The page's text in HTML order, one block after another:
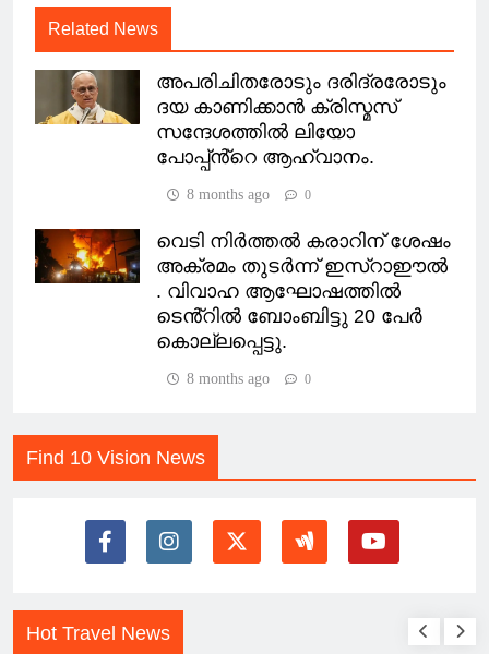
Related News
അപരിചിതരോടും ദരിദ്രരോടും
ദയ കാണിക്കാൻ ക്രിസ്മസ്
സന്ദേശത്തിൽ ലിയോ
പോപ്പ്ൻ്റെ ആഹ്വാനം.
8 months ago 0
വെടി നിർത്തൽ കരാറിന് ശേഷം
അക്രമം തുടർന്ന് ഇസ്റാഈൽ
. വിവാഹ ആഘോഷത്തിൽ
ടെൻ്റിൽ ബോംബിട്ടു 20 പേർ
കൊല്ലപ്പെട്ടു.
8 months ago 0
Find 10 Vision News
Hot Travel News